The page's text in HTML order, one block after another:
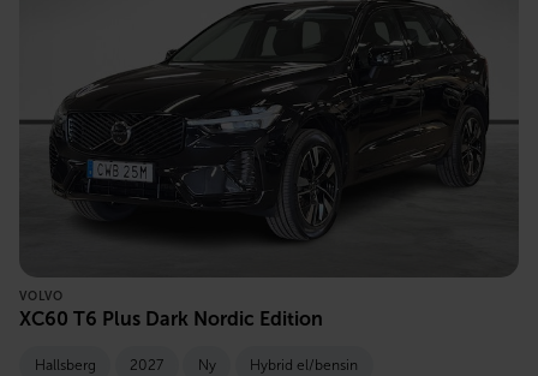
VOLVO
XC60 T6 Plus Dark Nordic Edition
Hallsberg 2027 Ny Hybrid el/bensin